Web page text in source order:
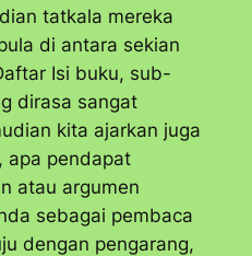
tatkala mereka
di antara sekian
Isi buku, sub-
dirasa sangat
kita ajarkan juga
apa pendapat
atau argumen
sebagai pembaca
dengan pengarang,